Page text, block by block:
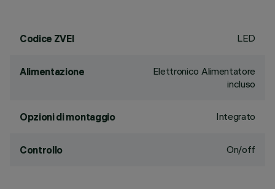
Codice ZVEI LED
Alimentazione
Elettronico Alimentatore
incluso
Opzioni di montaggio Integrato
Controllo On/off